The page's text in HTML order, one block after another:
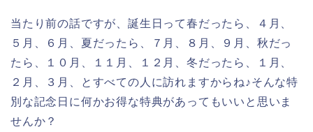
当たり前の話ですが、誕生日って春だったら、４月、
５月、６月、夏だったら、７月、８月、９月、秋だっ
たら、１０月、１１月、１２月、冬だったら、１月、
２月、３月、とすべての人に訪れますからね♪そんな特
別な記念日に何かお得な特典があってもいいと思いま
せんか？